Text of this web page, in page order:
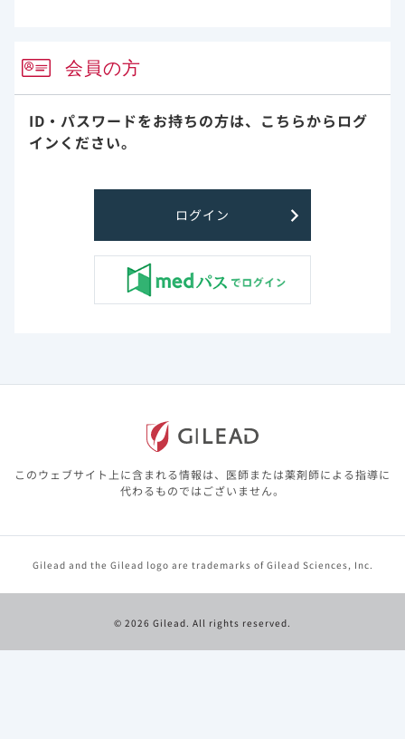
電子添文作成・改訂年月
2024_08 お知らせ
作成・改訂年月
患者向医薬品ガイド
電算処理コード
621662301
会員の方
ID・パスワードをお持ちの方は、 こちらからログ
インください。
ログイン
このウェブサイト上に含まれる情報は、医師または薬剤師による指導に
代わるものではございません。
Gilead and the Gilead logo are trademarks of Gilead Sciences, Inc.
© 2026 Gilead. All rights reserved.